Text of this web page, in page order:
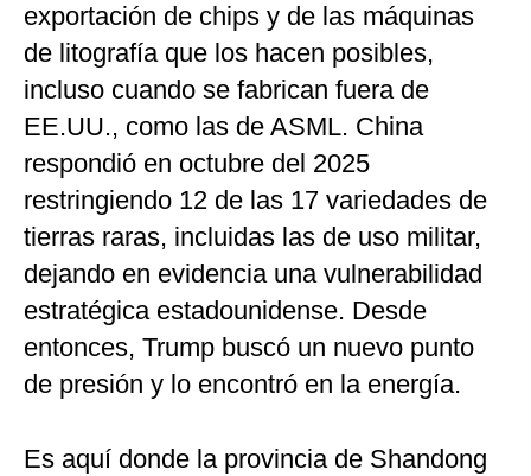
exportación de chips y de las máquinas
de litografía que los hacen posibles,
incluso cuando se fabrican fuera de
EE.UU., como las de ASML. China
respondió en octubre del 2025
restringiendo 12 de las 17 variedades de
tierras raras, incluidas las de uso militar,
dejando en evidencia una vulnerabilidad
estratégica estadounidense. Desde
entonces, Trump buscó un nuevo punto
de presión y lo encontró en la energía.
Es aquí donde la provincia de Shandong